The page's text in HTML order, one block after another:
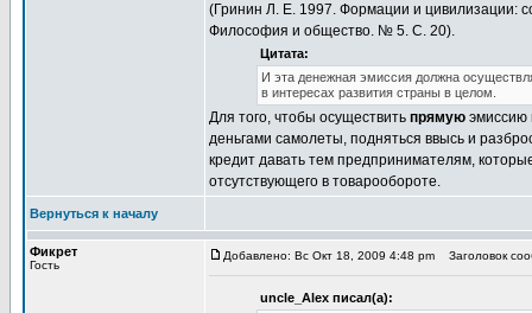
(Гринин Л. Е. 1997. Формации и цивилизации:
Философия и общество. № 5. С. 20).
Цитата:
И эта денежная эмиссия должна
в интересах развития страны в целом.
Для того, чтобы осуществить прямую эмиссию
деньгами самолеты, подняться ввысь и
кредит давать тем предпринимателям,
отсутствующего в товарообороте.
Вернуться к началу
Фикрет
Гость
Добавлено: Вс Окт 18, 2009 4:48 pm Заголовок
uncle_Alex писал(а):